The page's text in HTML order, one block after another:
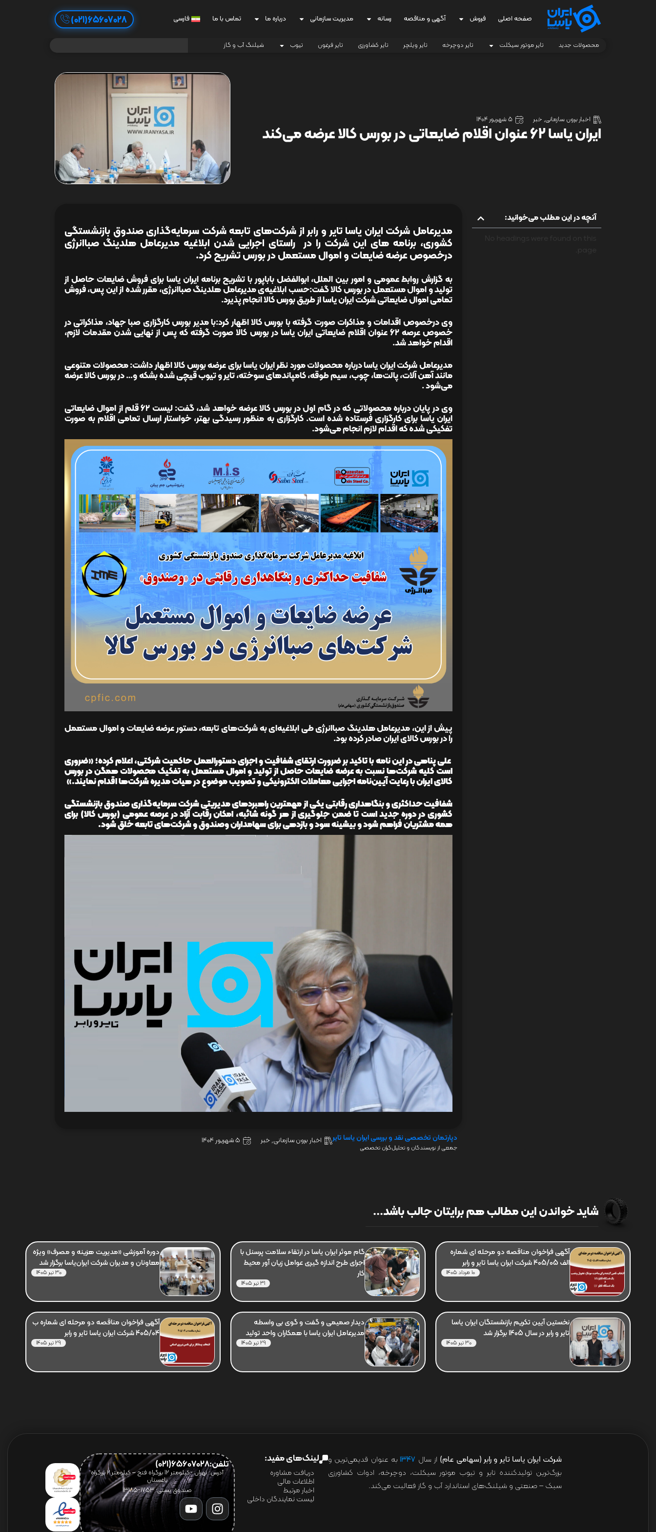
صفحه اصلی فروش آگهی و مناقصه رسانه مدیریت سازمانی درباره ما تماس با ما فارسی 65607028(021)
محصولات جدید تایر موتور سیکلت تایر دوچرخه تایر ویلچر تایر کشاورزی تایر فرغون تیوب شیلنگ آب و گاز
اخبار برون سازمانی, خبر 5 شهریور 1404
ایران یاسا ۶۲ عنوان اقلام ضایعاتی در بورس کالا عرضه می‌کند
آنچه در این مطلب می‌خوانید:
مدیرعامل شرکت ایران یاسا تایر و رابر از شرکت‌های تابعه شرکت سرمایه‌گذاری صندوق بازنشستگی
کشوری، برنامه های این شرکت را در راستای اجرایی شدن ابلاغیه مدیرعامل هلدینگ صباانرژی
درخصوص عرضه ضایعات و اموال مستعمل در بورس تشریح کرد.
به گزارش روابط عمومی و امور بین الملل، ابوالفضل باباپور با تشریح برنامه ایران یاسا برای فروش ضایعات حاصل از
تولید و اموال مستعمل در بورس کالا گفت:حسب ابلاغیه‌ی مدیرعامل هلدینگ صباانرژی، مقرر شده از این پس، فروش
تمامی اموال ضایعاتی شرکت ایران یاسا از طریق بورس کالا انجام پذیرد.
وی درخصوص اقدامات و مذاکرات صورت گرفته با بورس کالا اظهار کرد:با مدیر بورس کارگزاری صبا جهاد، مذاکراتی در
خصوص عرصه ۶۲ عنوان اقلام ضایعاتی ایران یاسا در بورس کالا صورت گرفته که پس از نهایی شدن مقدمات لازم،
اقدام خواهد شد.
مدیرعامل شرکت ایران یاسا درباره محصولات مورد نظر ایران یاسا برای عرضه بورس کالا اظهار داشت: محصولات متنوعی
مانند آهن آلات، پالت‌ها، چوب، سیم طوقه، کامپاندهای سوخته، تایر و تیوب قیچی شده بشکه و… در بورس کالا عرضه
می‌شود.
وی در پایان درباره محصولاتی که در گام اول در بورس کالا عرضه خواهد شد، گفت: لیست ۶۲ قلم از اموال ضایعاتی
ایران یاسا برای کارگزاری فرستاده شده است. کارگزاری به منظور رسیدگی بهتر، خواستار ارسال تمامی اقلام به صورت
تفکیکی شده که اقدام لازم انجام می‌شود.
پیش از این، مدیرعامل هلدینگ صباانرژی طی ابلاغیه‌ای به شرکت‌های تابعه، دستور عرضه ضایعات و اموال مستعمل
را در بورس کالای ایران صادر کرده بود.
علی پناهی در این نامه با تاکید بر ضرورت ارتقای شفافیت و اجرای دستورالعمل حاکمیت شرکتی، اعلام کرده؛ «ضروری
است کلیه شرکت‌ها نسبت به عرضه ضایعات حاصل از تولید و اموال مستعمل به تفکیک محصولات همگن در بورس
کالای ایران با رعایت آیین‌نامه اجرایی معاملات الکترونیکی و تصویب موضوع در هیات مدیره شرکت‌ها اقدام نمایند.»
شفافیت حداکثری و بنگاهداری رقابتی یکی از مهمترین راهبردهای مدیریتی شرکت سرمایه‌گذاری صندوق بازنشستگی
کشوری در دوره جدید است تا ضمن جلوگیری از هر گونه شائبه، امکان رقابت آزاد در عرصه عمومی (بورس کالا) برای
همه مشتریان فراهم شود و بیشینه سود و بازدهی برای سهامداران وصندوق و شرکت‌های تابعه خلق شود.
دپارتمان تخصصی نقد و بررسی ایران یاسا تایر
جمعی از نویسندگان و تحلیل‌گران تخصصی
اخبار برون سازمانی,خبر 5 شهریور 1404
شاید خواندن این مطالب هم برایتان جالب باشد...
آگهی فراخوان مناقصه دو مرحله ای شماره
الف 405/05 شرکت ایران یاسا تایر و رابر
10 مرداد 1405
گام موثر ایران یاسا در ارتقاء سلامت پرسنل با
اجرای طرح اندازه گیری عوامل زیان آور محیط
کار
31 تیر 1405
دوره آموزشی «مدیریت هزینه و مصرف» ویژه
معاونان و مدیران شرکت ایران‌یاسا برگزار شد
30 تیر 1405
نخستین آیین تکریم بازنشستگان ایران یاسا
تایر و رابر در سال 1405 برگزار شد
30 تیر 1405
دیدار صمیمی و گفت و گوی بی واسطه
مدیرعامل ایران یاسا با همکاران واحد تولید
29 تیر 1405
آگهی فراخوان مناقصه دو مرحله ای شماره ب
405/04 شرکت ایران یاسا تایر و رابر
29 تیر 1405
شرکت ایران یاسا تایر و رابر (سهامی عام) از سال ۱۳۴۷ به عنوان قدیمی‌ترین و
بزرگ‌ترین تولیدکننده تایر و تیوب موتور سیکلت، دوچرخه، ادوات کشاورزی
سبک – صنعتی و شیلنگ‌های استاندارد آب و گاز فعالیت می‌کند.
لینک‌های مفید:
دریافت مشاوره
اطلاعات مالی
اخبار مرتبط
لیست نمایندگان داخلی
تلفن:65607028(021)
آدرس: تهران -کیلومتر 12 بزرگراه فتح – کیلومتر ۲ بزرگراه
باغستان
صندوق پستی: 1753-13185